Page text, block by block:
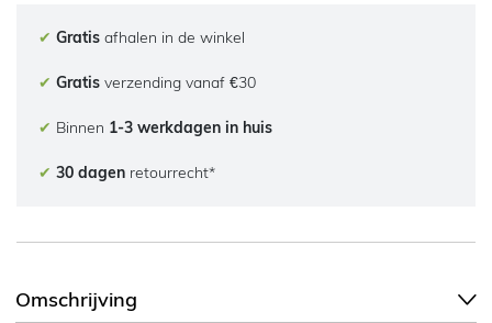
✔ Gratis afhalen in de winkel
✔ Gratis verzending vanaf €30
✔ Binnen 1-3 werkdagen in huis
✔ 30 dagen retourrecht*
Omschrijving